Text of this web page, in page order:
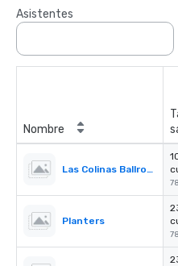
Asistentes
Nombre
Las Colinas Ballroom
Planters